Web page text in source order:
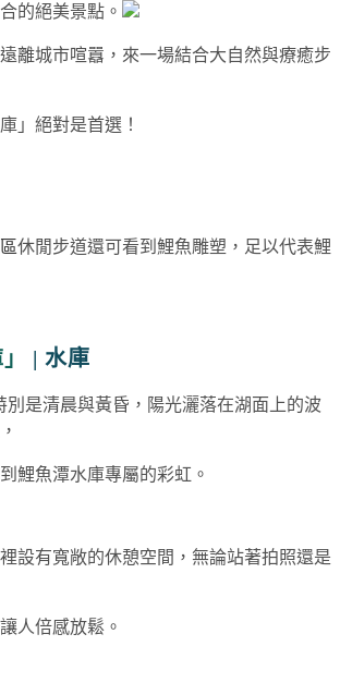
的絕美景點。
離城市喧囂，來一場結合大自然與療癒步
」絕對是首選！
休閒步道還可看到鯉魚雕塑，足以代表鯉
| 水庫
別是清晨與黃昏，陽光灑落在湖面上的波
鯉魚潭水庫專屬的彩虹。
設有寬敞的休憩空間，無論站著拍照還是
人倍感放鬆。